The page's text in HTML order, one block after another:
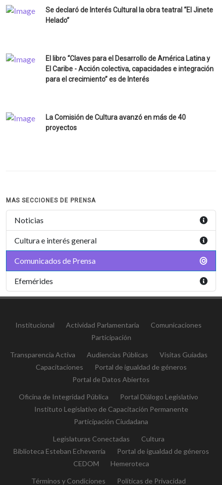
Se declaró de Interés Cultural la obra teatral “El Jinete
Helado”
El libro “Claves para el Desarrollo de América Latina y
El Caribe - Acción colectiva, capacidades e integración
para el crecimiento” es de Interés
La Comisión de Cultura avanzó en más de 40
proyectos
MAS SECCIONES DE PRENSA
Noticias
Cultura e interés general
Comunicados de Prensa
Efemérides
Institucional Actividad Parlamentaria
Comunicaciones
Participación
Transparencia Activa Audiencias Públicas
Visitas Guiadas
Capacitaciones
Portal de igualdad de géneros
Portal de Datos Abiertos
Oficina de Integridad Pública
Portal Diálogo Legislativo
Instituto Legislativo de Capacitación Permanente
Participación Ciudadana
Legislaturas Conectadas
Cultura
Biblioteca Esteban Echeverría
Portal de igualdad de géneros
CEDOM
Hemeroteca
Términos y Condiciones Políticas de Privacidad